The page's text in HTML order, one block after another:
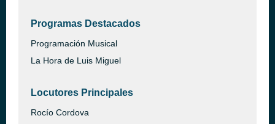
Programas Destacados
Programación Musical
La Hora de Luis Miguel
Locutores Principales
Rocío Cordova